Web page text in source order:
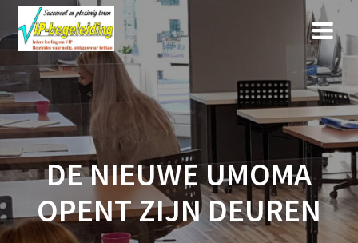
Ga
naar
de
inhoud
DE NIEUWE UMOMA
OPENT ZIJN DEUREN